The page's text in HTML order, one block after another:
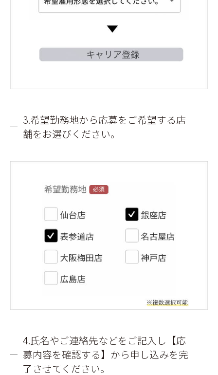
3.希望勤務地から応募をご希望する店
舗をお選びください。
4.氏名やご連絡先などをご記入し【応
募内容を確認する】から申し込みを完
了させてください。